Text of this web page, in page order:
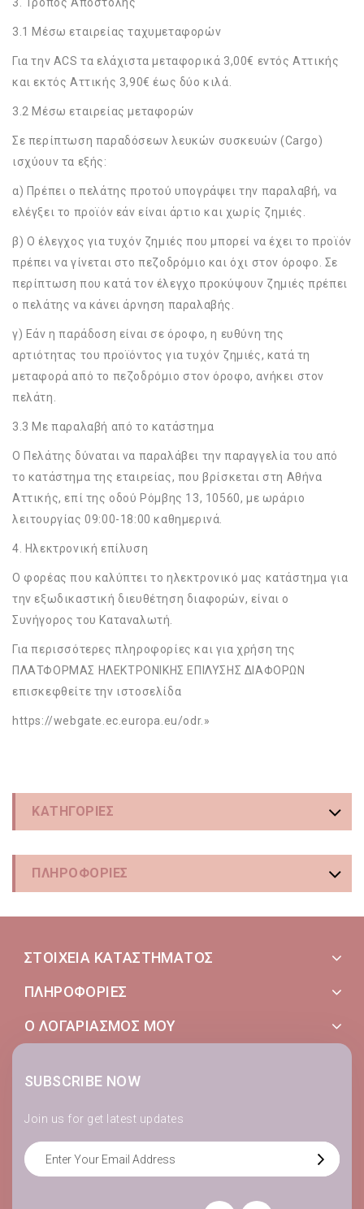
3.1 Μέσω εταιρείας ταχυμεταφορών
Για την ACS τα ελάχιστα μεταφορικά 3,00€ εντός Αττικής
και εκτός Αττικής 3,90€ έως δύο κιλά.
3.2 Μέσω εταιρείας μεταφορών
Σε περίπτωση παραδόσεων λευκών συσκευών (Cargo)
ισχύουν τα εξής:
α) Πρέπει ο πελάτης προτού υπογράψει την παραλαβή, να
ελέγξει το προϊόν εάν είναι άρτιο και χωρίς ζημιές.
β) Ο έλεγχος για τυχόν ζημιές που μπορεί να έχει το προϊόν
πρέπει να γίνεται στο πεζοδρόμιο και όχι στον όροφο. Σε
περίπτωση που κατά τον έλεγχο προκύψουν ζημιές πρέπει
ο πελάτης να κάνει άρνηση παραλαβής.
γ) Εάν η παράδοση είναι σε όροφο, η ευθύνη της
αρτιότητας του προϊόντος για τυχόν ζημιές, κατά τη
μεταφορά από το πεζοδρόμιο στον όροφο, ανήκει στον
πελάτη.
3.3 Με παραλαβή από το κατάστημα
Ο Πελάτης δύναται να παραλάβει την παραγγελία του από
το κατάστημα της εταιρείας, που βρίσκεται στη Αθήνα
Αττικής, επί της οδού Ρόμβης 13, 10560, με ωράριο
λειτουργίας 09:00-18:00 καθημερινά.
4. Ηλεκτρονική επίλυση
Ο φορέας που καλύπτει το ηλεκτρονικό μας κατάστημα για
την εξωδικαστική διευθέτηση διαφορών, είναι ο
Συνήγορος του Καταναλωτή.
Για περισσότερες πληροφορίες και για χρήση της
ΠΛΑΤΦΟΡΜΑΣ ΗΛΕΚΤΡΟΝΙΚΗΣ ΕΠΙΛΥΣΗΣ ΔΙΑΦΟΡΩΝ
επισκεφθείτε την ιστοσελίδα
https://webgate.ec.europa.eu/odr.»
ΚΑΤΗΓΟΡΊΕΣ
ΠΛΗΡΟΦΟΡΊΕΣ
ΣΤΟΙΧΕΊΑ ΚΑΤΑΣΤΉΜΑΤΟΣ
ΠΛΗΡΟΦΟΡΊΕΣ
Ο ΛΟΓΑΡΙΑΣΜΌΣ ΜΟΥ
SUBSCRIBE NOW
Join us for get latest updates